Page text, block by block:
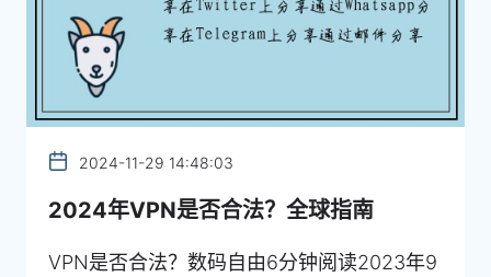
2024-11-29 14:48:03
2024年VPN是否合法？全球指南
VPN是否合法？数码自由6分钟阅读2023年9